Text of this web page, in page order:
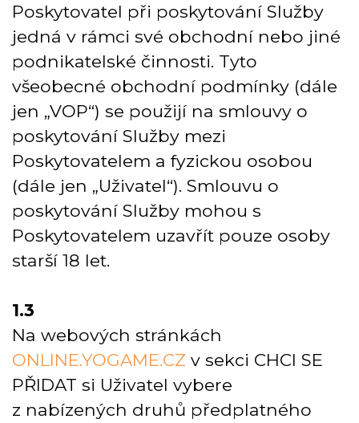
Poskytovatel při poskytování Služby
jedná v rámci své obchodní nebo jiné
podnikatelské činnosti. Tyto
všeobecné obchodní podmínky (dále
jen „VOP“) se použijí na smlouvy o
poskytování Služby mezi
Poskytovatelem a fyzickou osobou
(dále jen „Uživatel“). Smlouvu o
poskytování Služby mohou s
Poskytovatelem uzavřít pouze osoby
starší 18 let.
1.3
Na webových stránkách
ONLINE.YOGAME.CZ v sekci CHCI SE
PŘIDAT si Uživatel vybere
z nabízených druhů předplatného